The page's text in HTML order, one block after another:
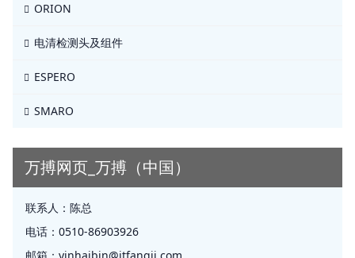
ORION
电清检测头及组件
ESPERO
SMARO
万搏网页_万搏（中国）
联系人： 陈总
电话： 0510-86903926